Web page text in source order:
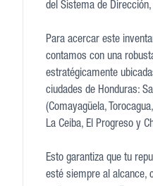
del Sistema de
Para acercar este
contamos con una
estratégicamente
ciudades de Honduras:
(Comayagüela,
La Ceiba, El Progreso y
Esto garantiza que tu
esté siempre al alcance,